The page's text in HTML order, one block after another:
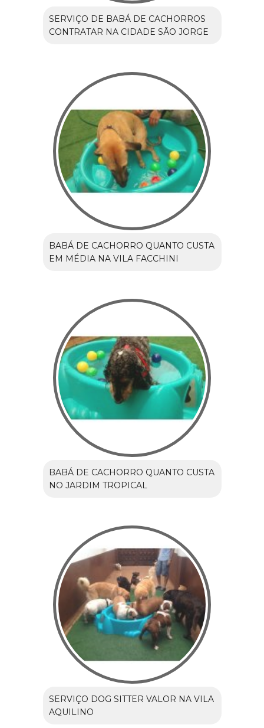
SERVIÇO DE BABÁ DE CACHORROS
CONTRATAR NA CIDADE SÃO JORGE
BABÁ DE CACHORRO QUANTO CUSTA
EM MÉDIA NA VILA FACCHINI
BABÁ DE CACHORRO QUANTO CUSTA
NO JARDIM TROPICAL
SERVIÇO DOG SITTER VALOR NA VILA
AQUILINO